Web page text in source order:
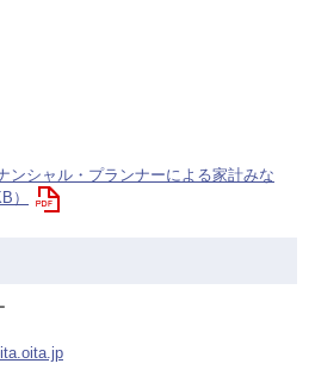
ンシャル・プランナーによる家計みな
）